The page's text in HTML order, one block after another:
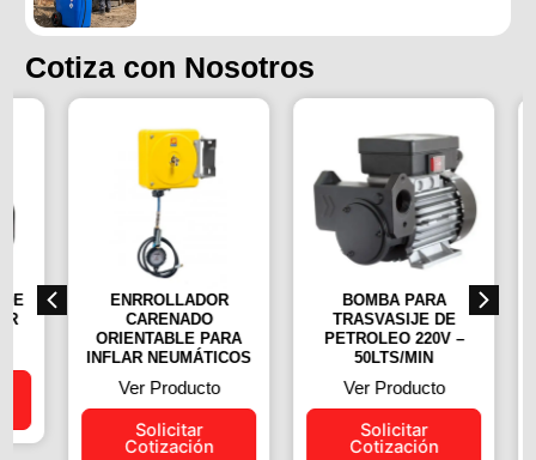
Cotiza con Nosotros
ENRROLLADOR
CARENADO
ORIENTABLE PARA
INFLAR NEUMÁTICOS
Ver Producto
Solicitar
Cotización
BOMBA PARA
TRASVASIJE DE
PETROLEO 220V –
50LTS/MIN
Ver Producto
Solicitar
Cotización